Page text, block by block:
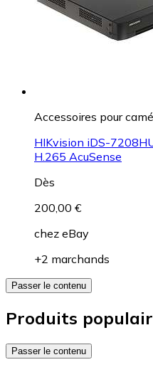
Accessoires pour
HIKvision iDS-
H.265 AcuSense
Dès
200,00 €
chez eBay
+2 marchands
Passer le contenu
Produits
Passer le contenu